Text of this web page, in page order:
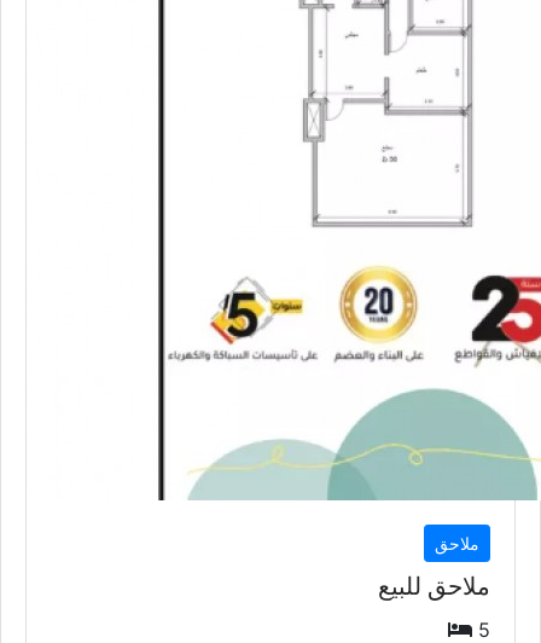
ملاحق
ملاحق للبيع
5